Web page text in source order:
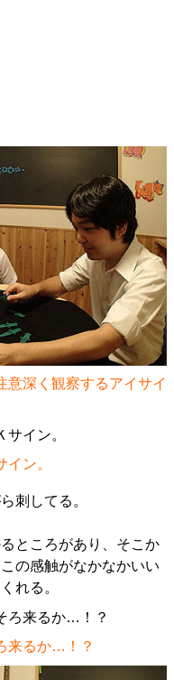
意深く観察するアイサイ
ン。
刺してる。
ところがあり、そこか
の感触がなかなかいい
れる。
来るか…！？